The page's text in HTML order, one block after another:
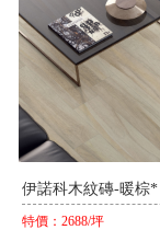
伊諾科木紋磚-暖棕*
特價： 2688/坪